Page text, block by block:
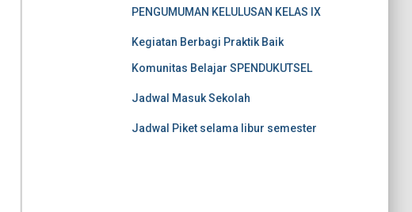
PENGUMUMAN KELULUSAN KELAS IX
Kegiatan Berbagi Praktik Baik
Komunitas Belajar SPENDUKUTSEL
Jadwal Masuk Sekolah
Jadwal Piket selama libur semester